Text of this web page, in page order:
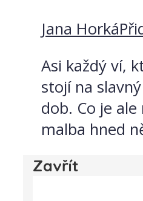
Jana Horká
Asi každý ví,
stojí na
dob. Co je
malba hned
Zavřít